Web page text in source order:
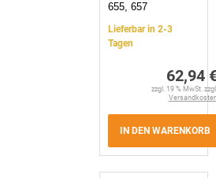
655, 657
Lieferbar in 2-3
Tagen
62,94
zzgl. 19 % MwSt.
IN DEN WARENKORB